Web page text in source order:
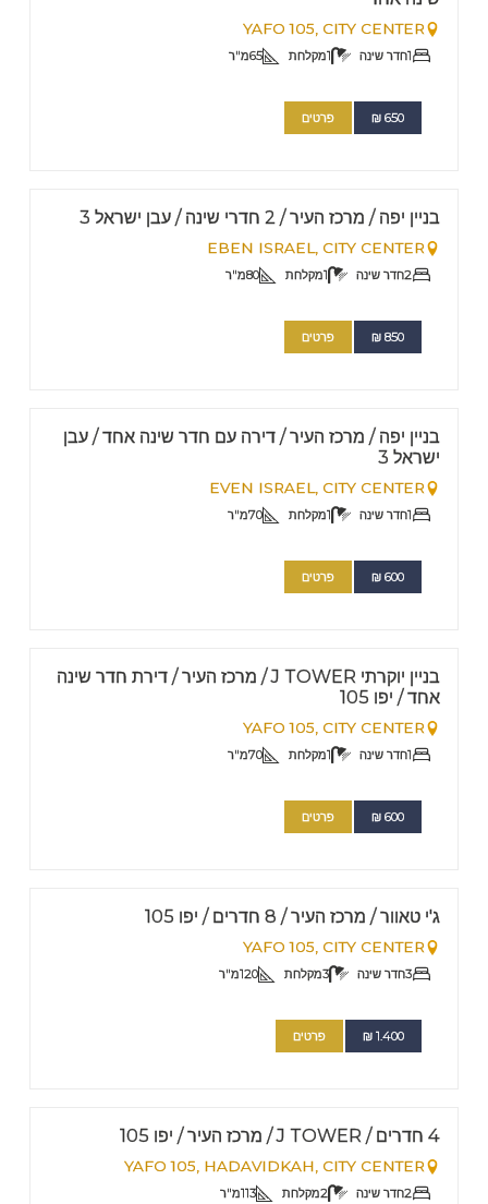
YAFO 105, CITY CENTER
1חדר שינה 1מקלחת 65מ"ר
650
₪ פרטים
Nº 009
בניין יפה / מרכז העיר / 2 חדרי שינה / עבן ישראל 3
EBEN ISRAEL, CITY CENTER
2חדר שינה 1מקלחת 80מ"ר
850
₪ פרטים
Nº14
בניין יפה / מרכז העיר / דירה עם חדר שינה אחד / עבן
ישראל 3
EVEN ISRAEL, CITY CENTER
1חדר שינה 1מקלחת 70מ"ר
600
₪ פרטים
Nº13
בניין יוקרתי J TOWER / מרכז העיר / דירת חדר שינה
אחד / יפו 105
YAFO 105, CITY CENTER
1חדר שינה 1מקלחת 70מ"ר
600
₪ פרטים
Nº 12
ג'י טאוור / מרכז העיר / 8 חדרים / יפו 105
YAFO 105, CITY CENTER
3חדר שינה 3מקלחת 120מ"ר
1.400
₪ פרטים
Nº 11
4 חדרים / J TOWER / מרכז העיר / יפו 105
YAFO 105, HADAVIDKAH, CITY CENTER
2חדר שינה 2מקלחת 113מ"ר